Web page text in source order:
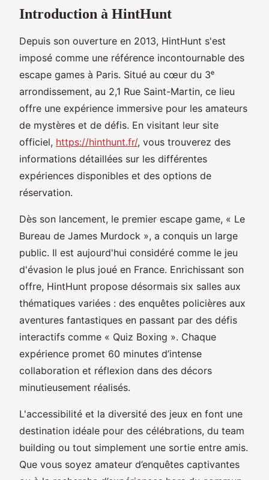
Introduction à HintHunt
Depuis son ouverture en 2013, HintHunt s'est
imposé comme une référence incontournable des
escape games à Paris. Situé au cœur du 3ᵉ
arrondissement, au 2,1 Rue Saint-Martin, ce lieu
offre une expérience immersive pour les amateurs
de mystères et de défis. En visitant leur site
officiel, https://hinthunt.fr/, vous trouverez des
informations détaillées sur les différentes
expériences disponibles et des options de
réservation.
Dès son lancement, le premier escape game, « Le
Bureau de James Murdock », a conquis un large
public. Il est aujourd'hui considéré comme le jeu
d'évasion le plus joué en France. Enrichissant son
offre, HintHunt propose désormais six salles aux
thématiques variées : des enquêtes policières aux
aventures fantastiques en passant par des défis
interactifs comme « Quiz Boxing ». Chaque
expérience promet 60 minutes d’intense
collaboration et réflexion dans des décors
minutieusement réalisés.
L'accessibilité et la diversité des jeux en font une
destination idéale pour des célébrations, du team
building ou tout simplement une sortie entre amis.
Que vous soyez amateur d’enquêtes captivantes